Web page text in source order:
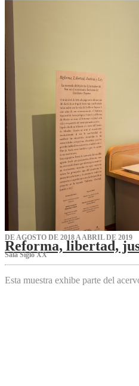
DE AGOSTO DE 2018 A ABRIL DE 2019
Reforma, libertad,
Sala Siglo XX
Esta muestra exhibe parte del